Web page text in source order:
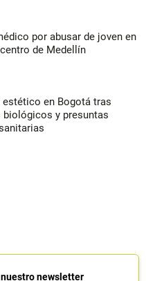
por abusar de joven en
de Medellín
estético en Bogotá tras
biológicos y presuntas
newsletter